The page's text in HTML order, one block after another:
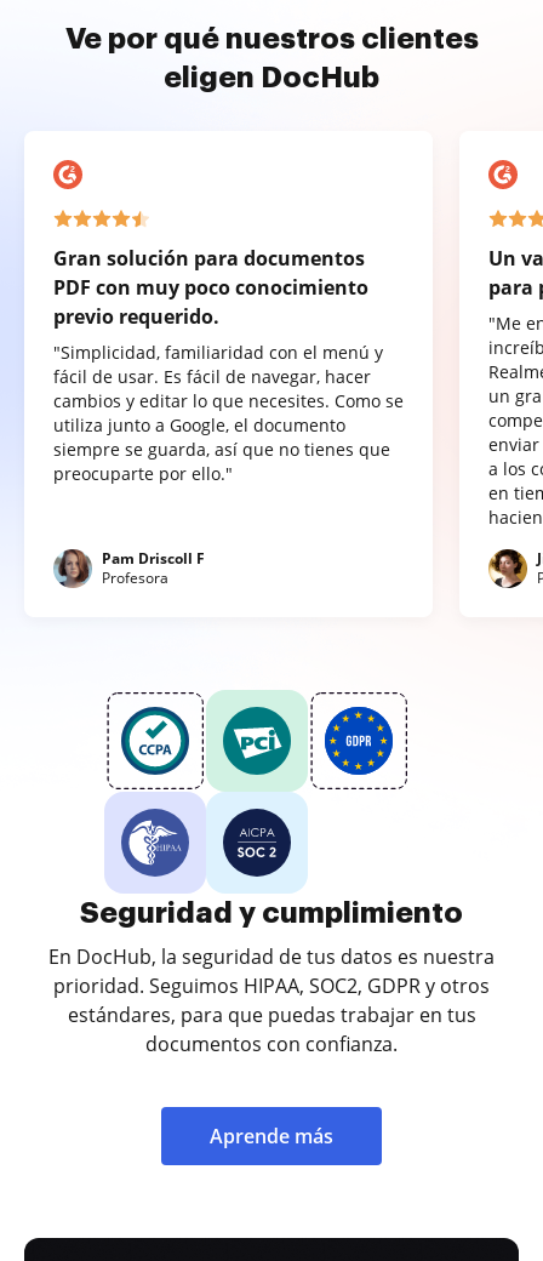
Ve por qué nuestros clientes
eligen DocHub
Gran solución para documentos
PDF con muy poco conocimiento
previo requerido.
"Simplicidad, familiaridad con el menú y
fácil de usar. Es fácil de navegar, hacer
cambios y editar lo que necesites. Como se
utiliza junto a Google, el documento
siempre se guarda, así que no tienes que
preocuparte por ello."
Pam Driscoll F
Profesora
Un
para
"Me
un
a los
en
Seguridad y cumplimiento
En DocHub, la seguridad de tus datos es nuestra
prioridad. Seguimos HIPAA, SOC2, GDPR y otros
estándares, para que puedas trabajar en tus
documentos con confianza.
Aprende más